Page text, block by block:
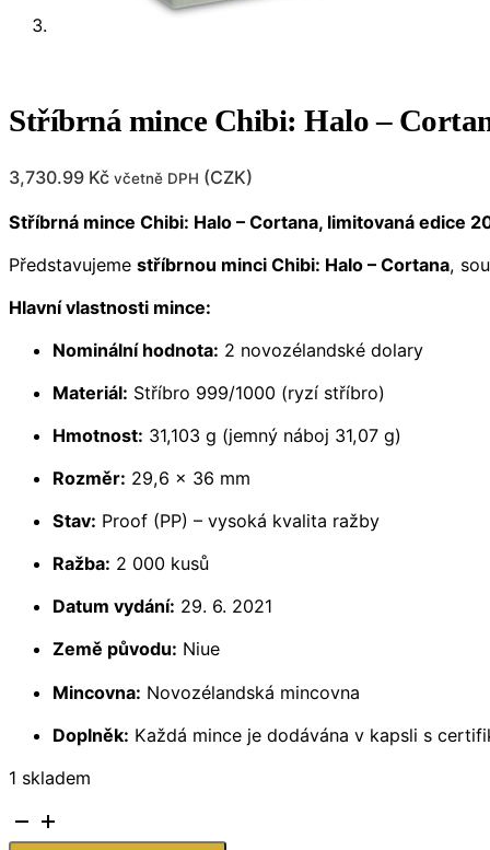
Stříbrná mince Chibi: Halo –
3,730.99 Kč včetně DPH (CZK)
Stříbrná mince Chibi: Halo – Cortana, limitovaná edice
Představujeme stříbrnou minci Chibi: Halo – Cortana,
Hlavní vlastnosti mince:
Nominální hodnota: 2 novozélandské dolary
Materiál: Stříbro 999/1000 (ryzí stříbro)
Hmotnost: 31,103 g (jemný náboj 31,07 g)
Rozměr: 29,6 × 36 mm
Stav: Proof (PP) – vysoká kvalita ražby
Ražba: 2 000 kusů
Datum vydání: 29. 6. 2021
Země původu: Niue
Mincovna: Novozélandská mincovna
Doplněk: Každá mince je dodávána v kapsli s
1 skladem
Stříbrná
mince